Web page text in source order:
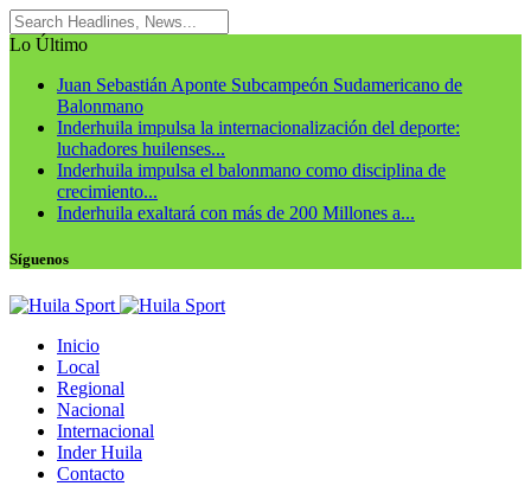
Lo Último
Juan Sebastián Aponte Subcampeón Sudamericano de
Balonmano
Inderhuila impulsa la internacionalización del deporte:
luchadores huilenses...
Inderhuila impulsa el balonmano como disciplina de
crecimiento...
Inderhuila exaltará con más de 200 Millones a...
Síguenos
Inicio
Local
Regional
Nacional
Internacional
Inder Huila
Contacto